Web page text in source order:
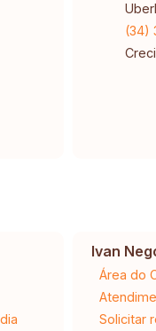
(34)
Ivan
Área do
Solicitar